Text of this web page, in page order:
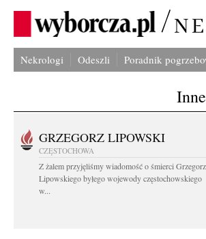
Nekrologi Odeszli Poradnik
GRZEGORZ LIPOWSKI
CZĘSTOCHOWA
Z żalem przyjęliśmy wiadomość o śmierci
Lipowskiego byłego wojewody częstochowskiego
w...